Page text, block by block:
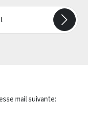
mail suivante: